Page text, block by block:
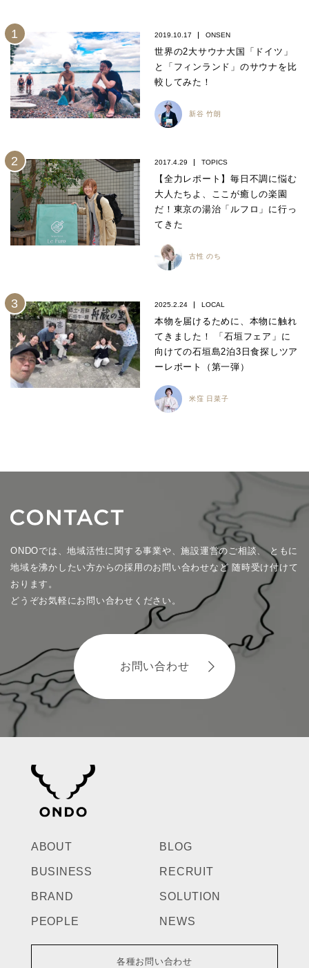
2019.10.17 ONSEN
世界の2大サウナ大国「ドイツ」
と「フィンランド」のサウナを比
較してみた！
新谷 竹朗
2017.4.29 TOPICS
【全力レポート】毎日不調に悩む
大人たちよ、ここが癒しの楽園
だ！東京の湯治「ルフロ」に行っ
てきた
古性 のち
2025.2.24 LOCAL
本物を届けるために、本物に触れ
てきました！ 「石垣フェア」に
向けての石垣島2泊3日食探しツア
ーレポート（第一弾）
米窪 日菜子
ONDOでは、地域活性に関する事業や、施設運営のご相談、ともに
地域を沸かしたい方からの採用のお問い合わせなど 随時受け付けて
おります。
どうぞお気軽にお問い合わせください。
お問い合わせ
ABOUT
BUSINESS
BRAND
PEOPLE
BLOG
RECRUIT
SOLUTION
NEWS
各種お問い合わせ